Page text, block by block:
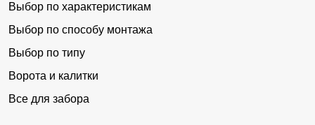
Выбор по характеристикам
Выбор по способу монтажа
Выбор по типу
Ворота и калитки
Все для забора